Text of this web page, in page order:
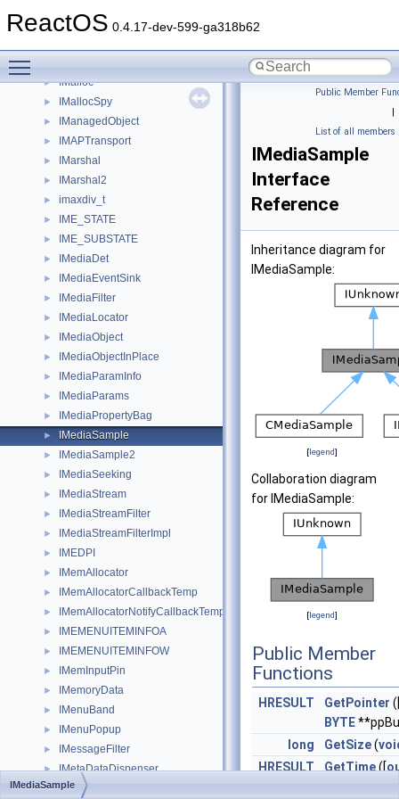
ReactOS 0.4.17-dev-599-ga318b62
► ImageModel
► IMalloc
► IMallocSpy
► IManagedObject
► IMAPTransport
► IMarshal
► IMarshal2
► imaxdiv_t
► IME_STATE
► IME_SUBSTATE
► IMediaDet
► IMediaEventSink
► IMediaFilter
► IMediaLocator
► IMediaObject
► IMediaObjectInPlace
► IMediaParamInfo
► IMediaParams
► IMediaPropertyBag
► IMediaSample
► IMediaSample2
► IMediaSeeking
► IMediaStream
► IMediaStreamFilter
► IMediaStreamFilterImpl
► IMEDPI
► IMemAllocator
► IMemAllocatorCallbackTemp
► IMemAllocatorNotifyCallbackTemp
► IMEMENUITEMINFOA
► IMEMENUITEMINFOW
► IMemInputPin
► IMemoryData
► IMenuBand
► IMenuPopup
► IMessageFilter
► IMetaDataDispenser
► IMetaDataDispenserEx
Public Member
|
List of all members
IMediaSample
Interface
Reference
Inheritance diagram for
IMediaSample:
[legend]
Collaboration diagram
for IMediaSample:
[legend]
Public Member
Functions
HRESULT GetPointer
BYTE
long
GetSize(
HRESULT
GetTime([
IMediaSample